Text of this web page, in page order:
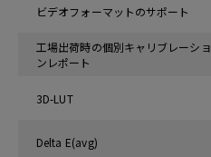
ビデオフォーマットのサポート
工場出荷時の個別キャリブレーショ
ンレポート
3D-LUT
Delta E(avg)